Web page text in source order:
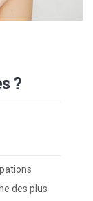
?
des plus